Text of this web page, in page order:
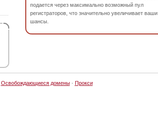
подается через максимально возможный пул
регистраторов, что значительно увеличивает ваши
шансы.
Освобождающиеся домены· Прокси